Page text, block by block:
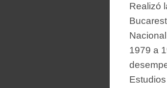
Realizó
1979 a